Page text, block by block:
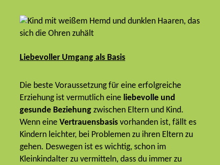
Liebevoller Umgang als Basis
Die beste Voraussetzung für eine erfolgreiche
Erziehung ist vermutlich eine liebevolle und
gesunde Beziehung zwischen Eltern und Kind.
Wenn eine Vertrauensbasis vorhanden ist, fällt es
Kindern leichter, bei Problemen zu ihren Eltern zu
gehen. Deswegen ist es wichtig, schon im
Kleinkindalter zu vermitteln, dass du immer zu